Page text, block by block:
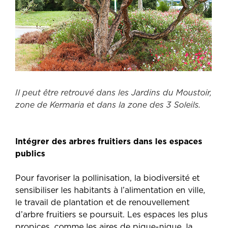
Il peut être retrouvé dans les Jardins du Moustoir,
zone de Kermaria et dans la zone des 3 Soleils.
Intégrer des arbres fruitiers dans les espaces
publics
Pour favoriser la pollinisation, la biodiversité et
sensibiliser les habitants à l’alimentation en ville,
le travail de plantation et de renouvellement
d’arbre fruitiers se poursuit. Les espaces les plus